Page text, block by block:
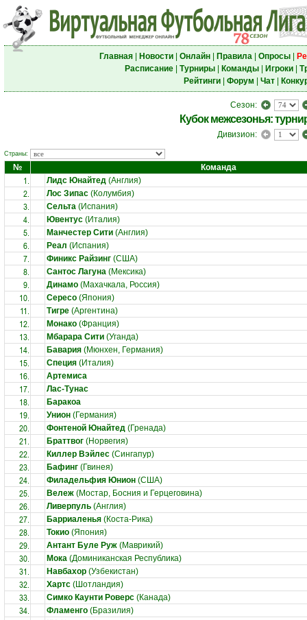
Главная| Новости| Онлайн| Правила| Опросы|
Расписание| Турниры| Команды| Игроки|
Рейтинги| Форум Чат|
Сезон:
Кубок межсезонья:
Дивизион:
Страны:
№ Команда
1. Лидс Юнайтед (Англия)
2. Лос Зипас (Колумбия)
3. Сельта (Испания)
4. Ювентус (Италия)
5. Манчестер Сити (Англия)
6. Реал (Испания)
7. Финикс Райзинг (США)
8. Сантос Лагуна (Мексика)
9. Динамо (Махачкала, Россия)
10. Сересо (Япония)
11. Тигре (Аргентина)
12. Монако (Франция)
13. Мбарара Сити (Уганда)
14. Бавария (Мюнхен, Германия)
15. Специя (Италия)
16. Артемиса
17. Лас-Тунас
18. Баракоа
19. Унион (Германия)
20. Фонтеной Юнайтед (Гренада)
21. Браттвог (Норвегия)
22. Киллер Вэйлес (Сингапур)
23. Бафинг (Гвинея)
24. Филадельфия Юнион (США)
25. Вележ (Мостар, Босния и Герцеговина)
26. Ливерпуль (Англия)
27. Барриаленья (Коста-Рика)
28. Токио (Япония)
29. Антант Буле Руж (Маврикий)
30. Мока (Доминиканская Республика)
31. Навбахор (Узбекистан)
32. Хартс (Шотландия)
33. Симко Каунти Роверс (Канада)
34. Фламенго (Бразилия)